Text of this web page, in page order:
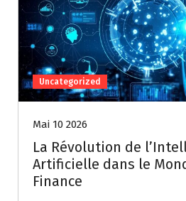
Uncategorized
Mai 10 2026
La Révolution de
Artificielle dans le
Finance